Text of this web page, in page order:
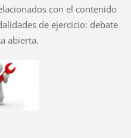
con el contenido
de ejercicio: debate
abierta.